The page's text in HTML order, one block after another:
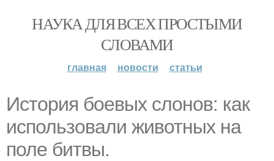
НАУКА ДЛЯ ВСЕХ ПРОСТЫМИ
СЛОВАМИ
главная новости статьи
История боевых слонов: как
использовали животных на
поле битвы.